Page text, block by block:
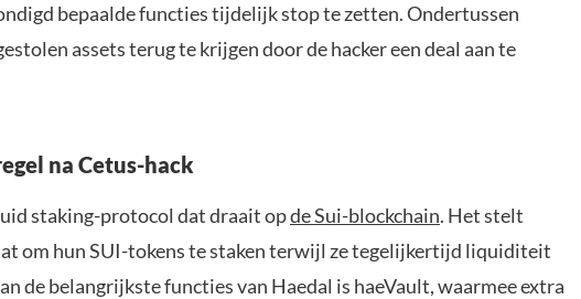
bepaalde functies tijdelijk stop te zetten. Ondertussen
assets terug te krijgen door de hacker een deal aan te
na Cetus-hack
staking-protocol dat draait opde Sui-blockchain. Het stelt
om hun SUI-tokens te staken terwijl ze tegelijkertijd liquiditeit
de belangrijkste functies van Haedal is haeVault, waarmee extra